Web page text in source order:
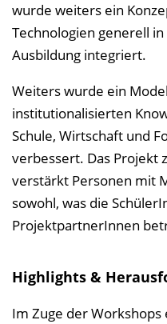
wurde weiters ein
Technologien generell
Ausbildung integriert.
Weiters wurde ein
institutionalisierten
Schule, Wirtschaft und
verbessert. Das Projekt
verstärkt Personen mit
sowohl, was die
ProjektpartnerInnen
Highlights &
Im Zuge der